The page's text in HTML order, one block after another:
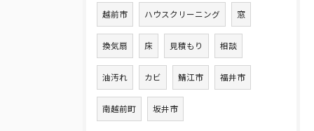
越前市 ハウスクリーニング 窓
換気扇 床 見積もり 相談
油汚れ カビ 鯖江市 福井市
南越前町 坂井市